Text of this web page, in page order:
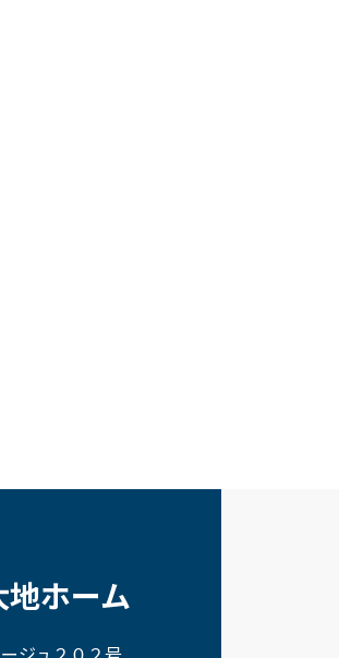
ホーム